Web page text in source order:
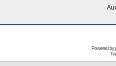
Powered by